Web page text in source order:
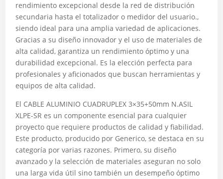
rendimiento excepcional desde la red de distribución
secundaria hasta el totalizador o medidor del usuario.,
siendo ideal para una amplia variedad de aplicaciones.
Gracias a su diseño innovador y el uso de materiales de
alta calidad, garantiza un rendimiento óptimo y una
durabilidad excepcional. Es la elección perfecta para
profesionales y aficionados que buscan herramientas y
equipos de alta calidad.
El CABLE ALUMINIO CUADRUPLEX 3×35+50mm N.ASIL
XLPE-SR es un componente esencial para cualquier
proyecto que requiere productos de calidad y fiabilidad.
Este producto, producido por Generico, se destaca en su
categoría por varias razones. Primero, su diseño
avanzado y la selección de materiales aseguran no solo
una larga vida útil sino también un desempeño óptimo